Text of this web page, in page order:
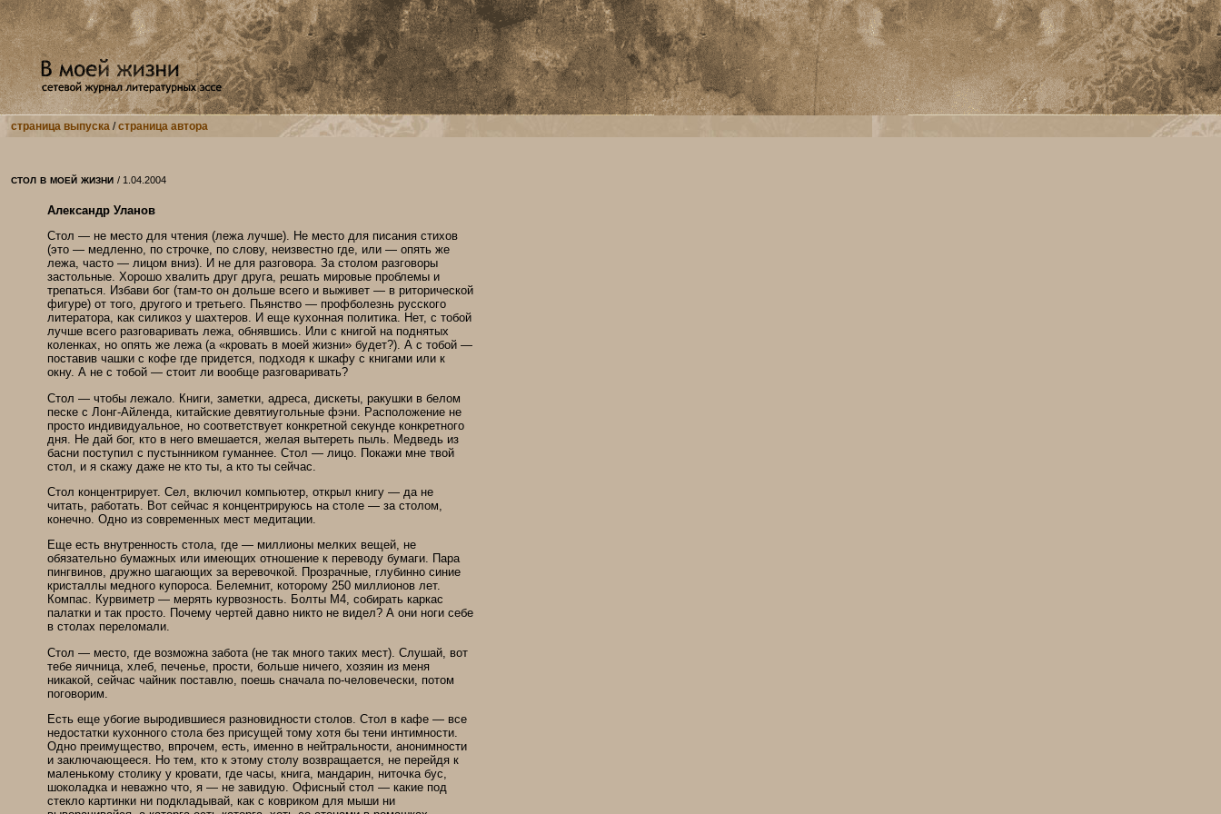
страница выпуска /страница автора
стол в моей жизни / 1.04.2004
Александр Уланов
Стол — не место для чтения (лежа лучше). Не место для писания стихов
(это — медленно, по строчке, по слову, неизвестно где, или — опять же
лежа, часто — лицом вниз). И не для разговора. За столом разговоры
застольные. Хорошо хвалить друг друга, решать мировые проблемы и
трепаться. Избави бог (там-то он дольше всего и выживет — в риторической
фигуре) от того, другого и третьего. Пьянство — профболезнь русского
литератора, как силикоз у шахтеров. И еще кухонная политика. Нет, с тобой
лучше всего разговаривать лежа, обнявшись. Или с книгой на поднятых
коленках, но опять же лежа (а «кровать в моей жизни» будет?). А с тобой —
поставив чашки с кофе где придется, подходя к шкафу с книгами или к
окну. А не с тобой — стоит ли вообще разговаривать?
Стол — чтобы лежало. Книги, заметки, адреса, дискеты, ракушки в белом
песке с Лонг-Айленда, китайские девятиугольные фэни. Расположение не
просто индивидуальное, но соответствует конкретной секунде конкретного
дня. Не дай бог, кто в него вмешается, желая вытереть пыль. Медведь из
басни поступил с пустынником гуманнее. Стол — лицо. Покажи мне твой
стол, и я скажу даже не кто ты, а кто ты сейчас.
Стол концентрирует. Сел, включил компьютер, открыл книгу — да не
читать, работать. Вот сейчас я концентрируюсь на столе — за столом,
конечно. Одно из современных мест медитации.
Еще есть внутренность стола, где — миллионы мелких вещей, не
обязательно бумажных или имеющих отношение к переводу бумаги. Пара
пингвинов, дружно шагающих за веревочкой. Прозрачные, глубинно синие
кристаллы медного купороса. Белемнит, которому 250 миллионов лет.
Компас. Курвиметр — мерять курвозность. Болты М4, собирать каркас
палатки и так просто. Почему чертей давно никто не видел? А они ноги себе
в столах переломали.
Стол — место, где возможна забота (не так много таких мест). Слушай, вот
тебе яичница, хлеб, печенье, прости, больше ничего, хозяин из меня
никакой, сейчас чайник поставлю, поешь сначала по-человечески, потом
поговорим.
Есть еще убогие выродившиеся разновидности столов. Стол в кафе — все
недостатки кухонного стола без присущей тому хотя бы тени интимности.
Одно преимущество, впрочем, есть, именно в нейтральности, анонимности
и заключающееся. Но тем, кто к этому столу возвращается, не перейдя к
маленькому столику у кровати, где часы, книга, мандарин, ниточка бус,
шоколадка и неважно что, я — не завидую. Офисный стол — какие под
стекло картинки ни подкладывай, как с ковриком для мыши ни